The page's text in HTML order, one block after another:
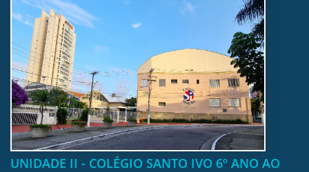
UNIDADE II - COLÉGIO SANTO IVO 6º ANO AO